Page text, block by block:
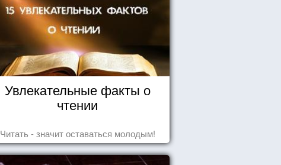
Увлекательные факты о
чтении
Читать - значит оставаться молодым!